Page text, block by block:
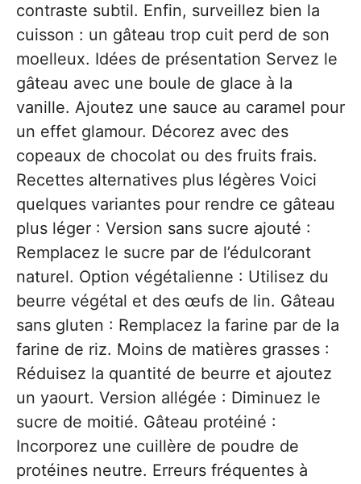
contraste subtil. Enfin, surveillez bien la
cuisson : un gâteau trop cuit perd de son
moelleux. Idées de présentation Servez le
gâteau avec une boule de glace à la
vanille. Ajoutez une sauce au caramel pour
un effet glamour. Décorez avec des
copeaux de chocolat ou des fruits frais.
Recettes alternatives plus légères Voici
quelques variantes pour rendre ce gâteau
plus léger : Version sans sucre ajouté :
Remplacez le sucre par de l’édulcorant
naturel. Option végétalienne : Utilisez du
beurre végétal et des œufs de lin. Gâteau
sans gluten : Remplacez la farine par de la
farine de riz. Moins de matières grasses :
Réduisez la quantité de beurre et ajoutez
un yaourt. Version allégée : Diminuez le
sucre de moitié. Gâteau protéiné :
Incorporez une cuillère de poudre de
protéines neutre. Erreurs fréquentes à